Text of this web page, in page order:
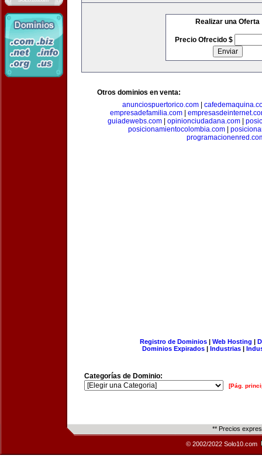
Realizar una Oferta
Precio Ofrecido $
Otros dominios en venta:
anunciospuertorico.com|
empresadefamilia.com
guiadewebs.com
opinionciudadana.com
posicionamientocolombia.com|
Registro de Dominios| Web Hosting |
Dominios Expirados | Industrias |
Categorías de Dominio:
[Pág.
** Precios
© 2002/2022 Solo10.com